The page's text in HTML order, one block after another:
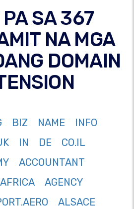
PA SA 367
NA MGA
DOMAIN
BIZ NAME
INFO
IN DE
CO.IL
ACCOUNTANT
AFRICA
AGENCY
ALSACE